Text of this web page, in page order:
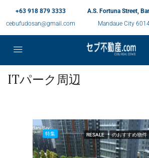
+63 918 879 3333
cebufudosan@gmail.com
A.S. Fortuna Street,
Mandaue City
ITパーク周辺
特集 RESALE のおすすめ物件